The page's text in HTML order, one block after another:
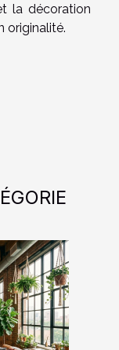
la décoration
originalité.